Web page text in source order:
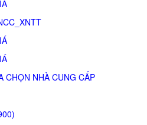
CHỌN NHÀ CUNG CẤP